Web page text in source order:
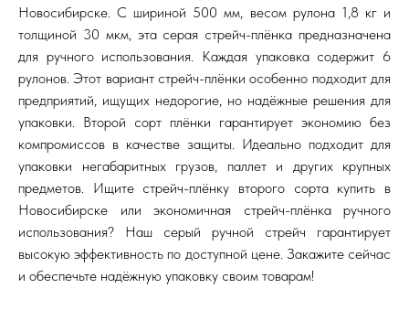
Новосибирске. С шириной 500 мм, весом рулона 1,8 кг и
толщиной 30 мкм, эта серая стрейч-плёнка предназначена
для ручного использования. Каждая упаковка содержит 6
рулонов. Этот вариант стрейч-плёнки особенно подходит для
предприятий, ищущих недорогие, но надёжные решения для
упаковки. Второй сорт плёнки гарантирует экономию без
компромиссов в качестве защиты. Идеально подходит для
упаковки негабаритных грузов, паллет и других крупных
предметов. Ищите стрейч-плёнку второго сорта купить в
Новосибирске или экономичная стрейч-плёнка ручного
использования? Наш серый ручной стрейч гарантирует
высокую эффективность по доступной цене. Закажите сейчас
и обеспечьте надёжную упаковку своим товарам!